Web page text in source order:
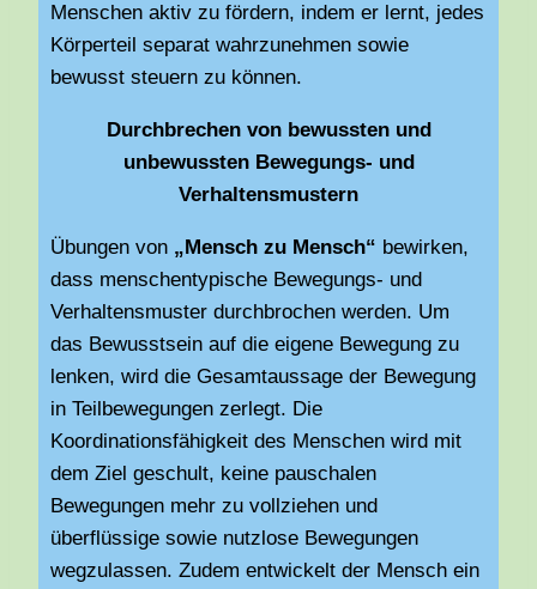
Menschen aktiv zu fördern, indem er lernt, jedes
Körperteil separat wahrzunehmen sowie
bewusst steuern zu können.
Durchbrechen von bewussten und
unbewussten Bewegungs- und
Verhaltensmustern
Übungen von „Mensch zu Mensch“ bewirken,
dass menschentypische Bewegungs- und
Verhaltensmuster durchbrochen werden. Um
das Bewusstsein auf die eigene Bewegung zu
lenken, wird die Gesamtaussage der Bewegung
in Teilbewegungen zerlegt. Die
Koordinationsfähigkeit des Menschen wird mit
dem Ziel geschult, keine pauschalen
Bewegungen mehr zu vollziehen und
überflüssige sowie nutzlose Bewegungen
wegzulassen. Zudem entwickelt der Mensch ein